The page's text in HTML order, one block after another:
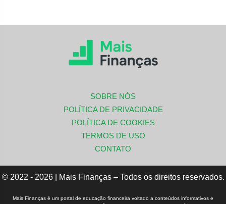
SOBRE NÓS
POLÍTICA DE PRIVACIDADE
POLÍTICA DE COOKIES
TERMOS DE USO
CONTATO
© 2022 - 2026 | Mais Finanças – Todos os direitos reservados.
Mais Finanças é um portal de educação financeira voltado a conteúdos informativos e